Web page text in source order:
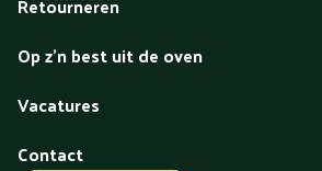
Op z'n best uit de oven
Vacatures
Contact